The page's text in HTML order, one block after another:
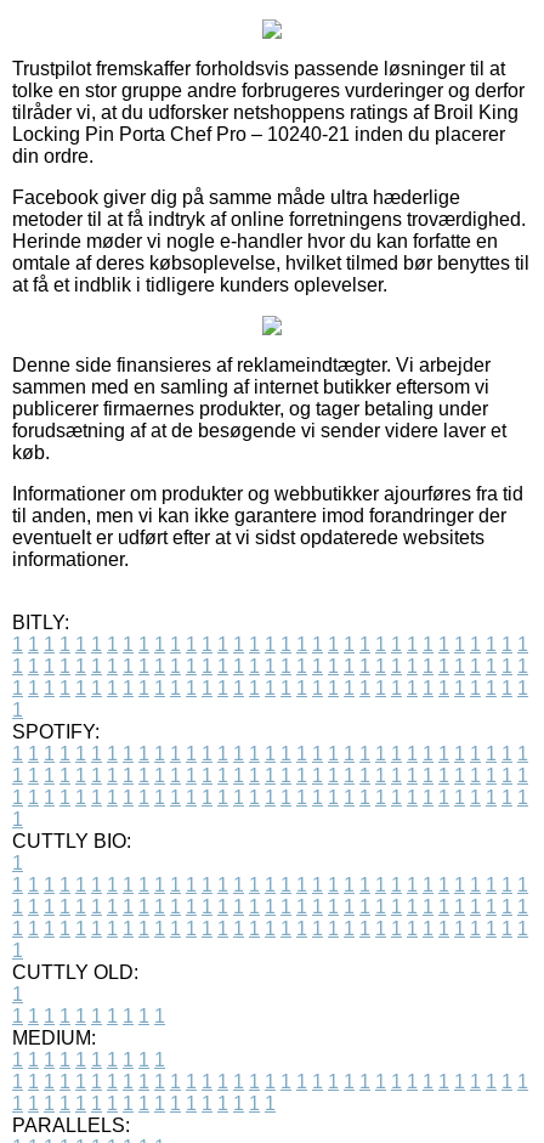
Trustpilot fremskaffer forholdsvis passende løsninger til at
tolke en stor gruppe andre forbrugeres vurderinger og derfor
tilråder vi, at du udforsker netshoppens ratings af Broil King
Locking Pin Porta Chef Pro – 10240-21 inden du placerer
din ordre.
Facebook giver dig på samme måde ultra hæderlige
metoder til at få indtryk af online forretningens troværdighed.
Herinde møder vi nogle e-handler hvor du kan forfatte en
omtale af deres købsoplevelse, hvilket tilmed bør benyttes til
at få et indblik i tidligere kunders oplevelser.
Denne side finansieres af reklameindtægter. Vi arbejder
sammen med en samling af internet butikker eftersom vi
publicerer firmaernes produkter, og tager betaling under
forudsætning af at de besøgende vi sender videre laver et
køb.
Informationer om produkter og webbutikker ajourføres fra tid
til anden, men vi kan ikke garantere imod forandringer der
eventuelt er udført efter at vi sidst opdaterede websitets
informationer.
BITLY:
1 1 1 1 1 1 1 1 1 1 1 1 1 1 1 1 1 1 1 1 1 1 1 1 1 1 1 1 1 1 1 1 1
1 1 1 1 1 1 1 1 1 1 1 1 1 1 1 1 1 1 1 1 1 1 1 1 1 1 1 1 1 1 1 1 1
1 1 1 1 1 1 1 1 1 1 1 1 1 1 1 1 1 1 1 1 1 1 1 1 1 1 1 1 1 1 1 1 1
1
SPOTIFY:
1 1 1 1 1 1 1 1 1 1 1 1 1 1 1 1 1 1 1 1 1 1 1 1 1 1 1 1 1 1 1 1 1
1 1 1 1 1 1 1 1 1 1 1 1 1 1 1 1 1 1 1 1 1 1 1 1 1 1 1 1 1 1 1 1 1
1 1 1 1 1 1 1 1 1 1 1 1 1 1 1 1 1 1 1 1 1 1 1 1 1 1 1 1 1 1 1 1 1
1
CUTTLY BIO:
1
1 1 1 1 1 1 1 1 1 1 1 1 1 1 1 1 1 1 1 1 1 1 1 1 1 1 1 1 1 1 1 1 1
1 1 1 1 1 1 1 1 1 1 1 1 1 1 1 1 1 1 1 1 1 1 1 1 1 1 1 1 1 1 1 1 1
1 1 1 1 1 1 1 1 1 1 1 1 1 1 1 1 1 1 1 1 1 1 1 1 1 1 1 1 1 1 1 1 1
1
CUTTLY OLD:
1
1 1 1 1 1 1 1 1 1 1
MEDIUM:
1 1 1 1 1 1 1 1 1 1
1 1 1 1 1 1 1 1 1 1 1 1 1 1 1 1 1 1 1 1 1 1 1 1 1 1 1 1 1 1 1 1 1
1 1 1 1 1 1 1 1 1 1 1 1 1 1 1 1 1
PARALLELS: